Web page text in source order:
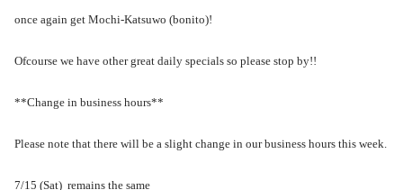
once again get Mochi-Katsuwo (bonito)!
Ofcourse we have other great daily specials so please stop by!!
**Change in business hours**
Please note that there will be a slight change in our business hours this week.
7/15 (Sat) remains the same